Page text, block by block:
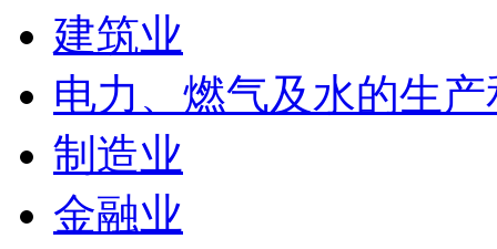
建筑业
电力、燃气及水的生
制造业
金融业